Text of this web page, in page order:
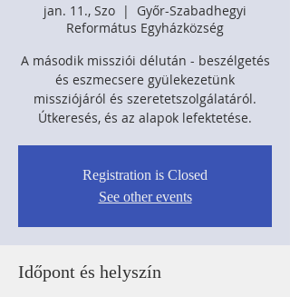
jan. 11., Szo
  |
Győr-Szabadhegyi
Református Egyházközség
A második missziói délután - beszélgetés
és eszmecsere gyülekezetünk
missziójáról és szeretetszolgálatáról.
Útkeresés, és az alapok lefektetése.
Registration is Closed
See other events
Időpont és helyszín